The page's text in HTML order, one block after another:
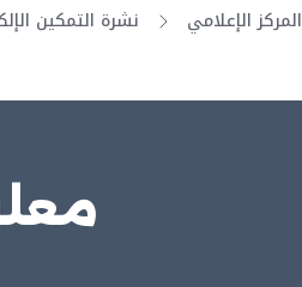
المركز الإعلامي